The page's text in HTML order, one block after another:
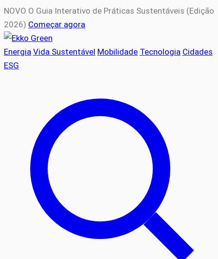
NOVO O Guia Interativo de Práticas Sustentáveis (Edição
2026) Começar agora
Energia Vida Sustentável Mobilidade Tecnologia Cidades
ESG